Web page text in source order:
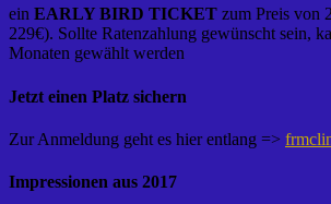
ein EARLY BIRD TICKET zum Preis von
229€). Sollte Ratenzahlung gewünscht sein,
Monaten gewählt werden
Jetzt einen Platz sichern
Zur Anmeldung geht es hier entlang =>
Impressionen aus 2017